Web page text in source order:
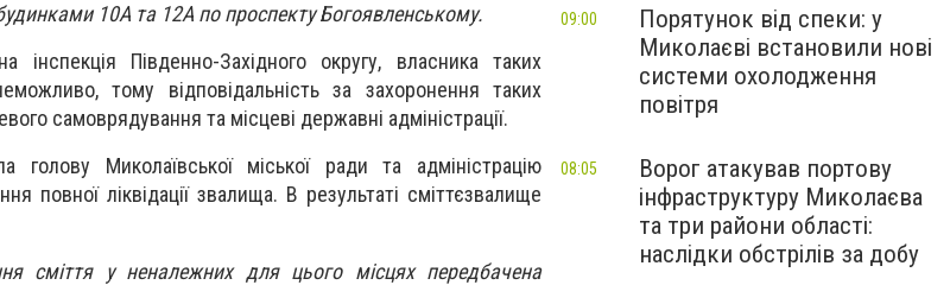
10А та 12А по проспекту Богоявленському.
інспекція Південно-Західного округу, власника таких
тому відповідальність за захоронення таких
самоврядування та місцеві державні адміністрації.
голову Миколаївської міської ради та адміністрацію
повної ліквідації звалища. В результаті сміттєзвалище
сміття у неналежних для цього місцях передбачена
Порятунок від спеки: у
Миколаєві встановили нові
системи охолодження
повітря
09:00
Ворог атакував портову
інфраструктуру Миколаєва
та три райони області:
наслідки обстрілів за добу
08:05